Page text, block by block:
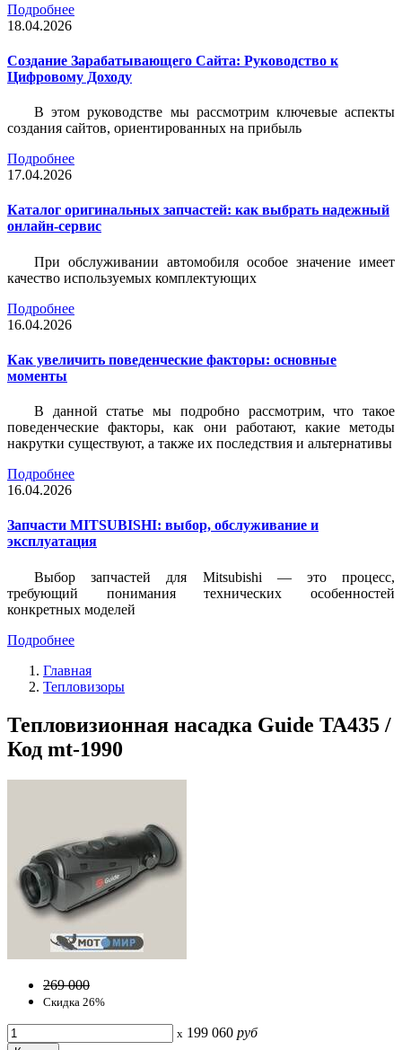
Подробнее
18.04.2026
Создание Зарабатывающего Сайта: Руководство к
Цифровому Доходу
В этом руководстве мы рассмотрим ключевые аспекты
создания сайтов, ориентированных на прибыль
Подробнее
17.04.2026
Каталог оригинальных запчастей: как выбрать надежный
онлайн-сервис
При обслуживании автомобиля особое значение имеет
качество используемых комплектующих
Подробнее
16.04.2026
Как увеличить поведенческие факторы: основные
моменты
В данной статье мы подробно рассмотрим, что такое
поведенческие факторы, как они работают, какие методы
накрутки существуют, а также их последствия и альтернативы
Подробнее
16.04.2026
Запчасти MITSUBISHI: выбор, обслуживание и
эксплуатация
Выбор запчастей для Mitsubishi — это процесс,
требующий понимания технических особенностей
конкретных моделей
Подробнее
Главная
Тепловизоры
Тепловизионная насадка Guide TA435 /
Код mt-1990
269 000
Скидка 26%
x 199 060 руб